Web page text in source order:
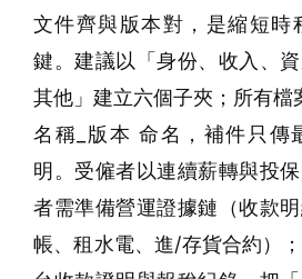
文件齊與版本對，是縮短時
鍵。建議以「身份、收入、資
其他」建立六個子夾；所有檔
名稱_版本 命名，補件只傳
明。受僱者以連續薪轉與投
者需準備營運證據鏈（收款
帳、租水電、進/存貨合約）